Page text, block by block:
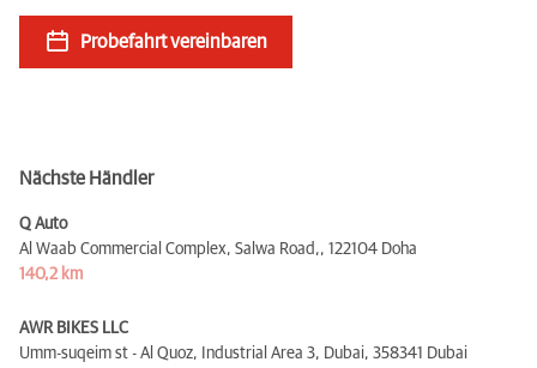
Probefahrt vereinbaren
Nächste Händler
Q Auto
Al Waab Commercial Complex, Salwa Road,, 122104 Doha
140,2 km
AWR BIKES LLC
Umm-suqeim st - Al Quoz, Industrial Area 3, Dubai, 358341 Dubai